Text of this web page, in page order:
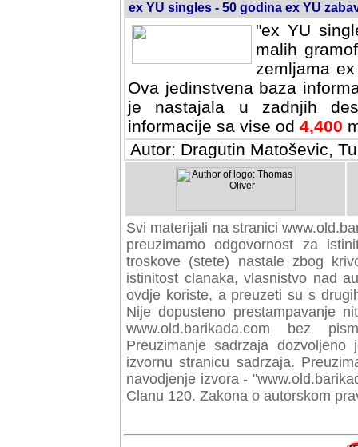
ex YU singles - 50 godina ex YU
"ex YU
malih
zemljama
Ova jedinstvena baza
je nastajala u zadnjih
informacije sa vise od 4,400
Autor: Dragutin Matoševic,
Svi materijali na stranici
preuzimamo odgovornost za
troskove (stete) nastale zbog
istinitost clanaka, vlasnistvo nad
ovdje koriste, a preuzeti su s
Nije dopusteno prestampavanje
www.old.barikada.com bez
Preuzimanje sadrzaja
izvornu stranicu sadrzaja.
navodjenje izvora -
Clanu 120. Zakona o autorskom